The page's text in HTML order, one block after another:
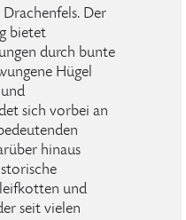
Der
bietet
durch bunte
Hügel
sich vorbei an
hinaus
und
seit vielen